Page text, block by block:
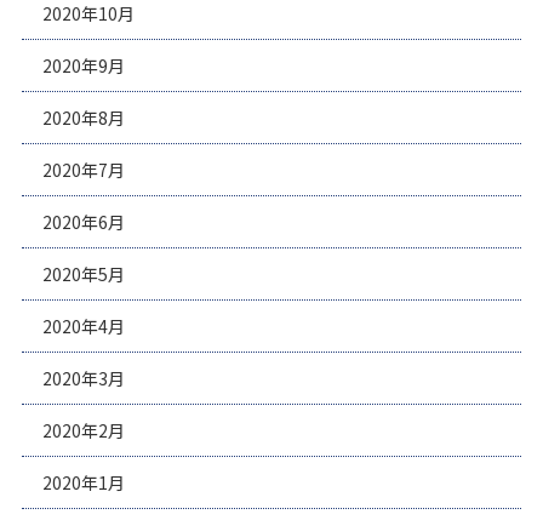
2020年10月
2020年9月
2020年8月
2020年7月
2020年6月
2020年5月
2020年4月
2020年3月
2020年2月
2020年1月